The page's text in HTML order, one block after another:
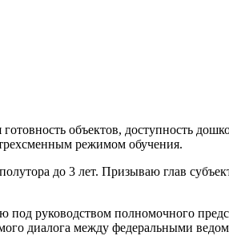
объектов, доступность
режимом обучения.
до 3 лет. Призываю глав
руководством полномочного
диалога между федеральными